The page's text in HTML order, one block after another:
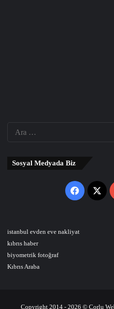
Sosyal Medyada Biz
Facebook
X
istanbul evden eve nakliyat
kıbrıs haber
biyometrik fotoğraf
Kıbrıs Araba
Copyright 2014 - 2026 © Çorlu